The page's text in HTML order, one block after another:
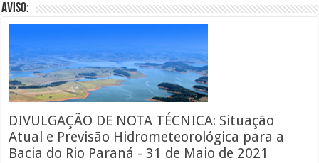
AVISO:
DIVULGAÇÃO DE NOTA TÉCNICA: Situação
Atual e Previsão Hidrometeorológica para a
Bacia do Rio Paraná - 31 de Maio de 2021